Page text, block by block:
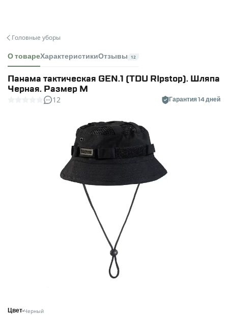
Головные уборы
О товареХарактеристикиОтзывы 12
Панама тактическая GEN.1 (TDU RIpstop). Шляпа
Черная. Размер M
12 Гарантия 14 дней
Цвет Черный